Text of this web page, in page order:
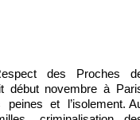
des Proches
début novembre à
et l’isolement.